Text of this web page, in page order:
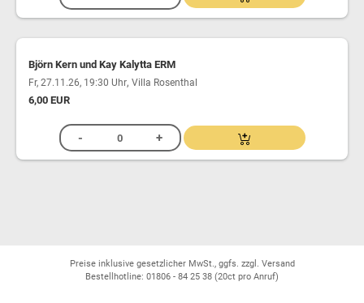
Björn Kern und Kay Kalytta ERM
Fr, 27.11.26, 19:30 Uhr, Villa Rosenthal
6,00 EUR
Preise inklusive gesetzlicher MwSt., ggfs. zzgl. Versand
Bestellhotline: 01806 - 84 25 38 (20ct pro Anruf)